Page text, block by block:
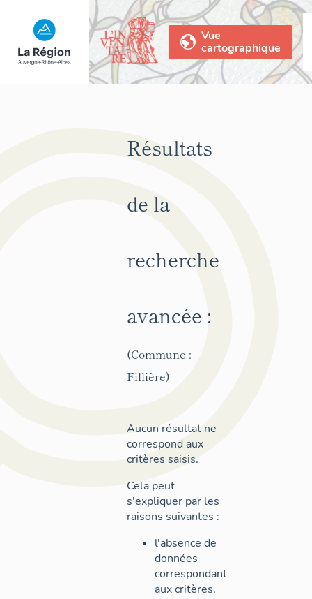
Vue
cartographique
Résultats
de la
recherche
avancée :
(Commune :
Fillière)
Aucun résultat ne
correspond aux
critères saisis.
Cela peut
s'expliquer par les
raisons suivantes :
l'absence de
données
correspondant
aux critères,